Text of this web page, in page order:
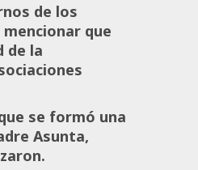
de los
que
de la
se formó una
Asunta,